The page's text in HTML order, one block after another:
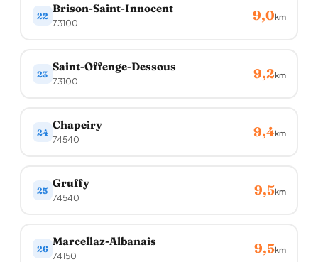
22
Brison-Saint-Innocent
73100 9,0km
23
Saint-Offenge-Dessous
73100 9,2km
24
Chapeiry
74540 9,4km
25
Gruffy
74540 9,5km
26
Marcellaz-Albanais
74150 9,5km